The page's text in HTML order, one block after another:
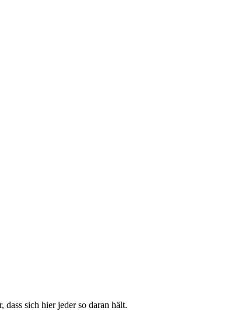
sich hier jeder so daran hält.